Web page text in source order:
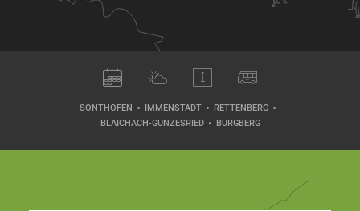
SONTHOFEN IMMENSTADT
RETTENBERG
BLAICHACH-GUNZESRIED
BURGBERG